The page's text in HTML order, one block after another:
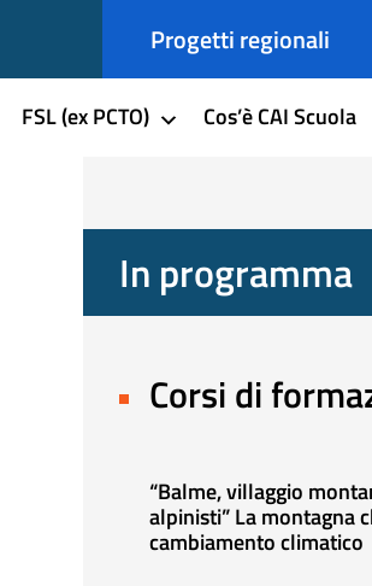
Progetti regionali
FSL (ex PCTO) Cos’è CAI Scuola
In programma
Corsi di
“Balme, villaggio
alpinisti” La montagna
cambiamento climatico